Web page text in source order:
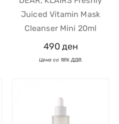
Juiced Vitamin Mask
Cleanser Mini 20ml
490ден